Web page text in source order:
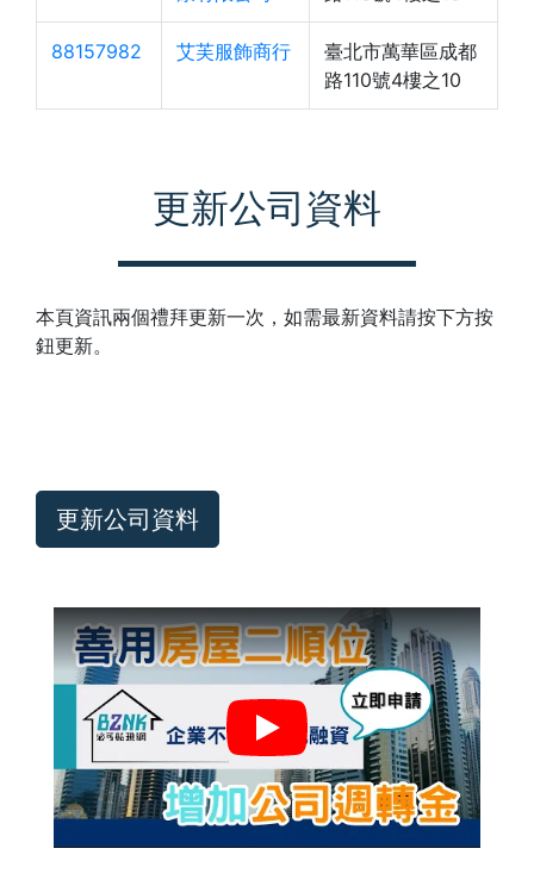
88157982 艾芙服飾商行
臺北市萬華區成都
路110號4樓之10
更新公司資料
本頁資訊兩個禮拜更新一次，如需最新資料請按下方按
鈕更新。